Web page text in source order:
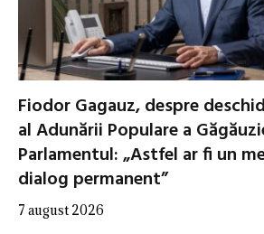
Fiodor Gagauz, despre
al Adunării Populare a
Parlamentul: „Astfel ar fi un
dialog permanent”
7 august 2026